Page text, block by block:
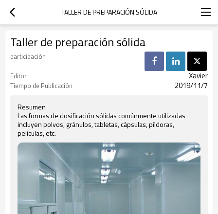
TALLER DE PREPARACIÓN SÓLIDA
Taller de preparación sólida
participación
Editor
Xavier
Tiempo de Publicación 2019/11/7
Resumen
Las formas de dosificación sólidas comúnmente utilizadas
incluyen polvos, gránulos, tabletas, cápsulas, píldoras,
películas, etc.